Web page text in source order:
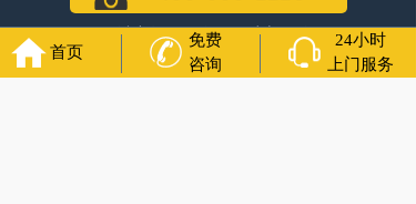
各城市均有服务人员上门服务
24小时上门服务
首页
免费
咨询
24小时
上门服务